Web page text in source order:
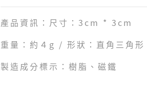
產品資訊：尺寸：3cm * 3cm
重量：約４g / 形狀：直角三角形
製造成分標示：樹脂、磁鐵